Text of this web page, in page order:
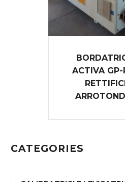
ACTIVA GP-
CATEGORIES